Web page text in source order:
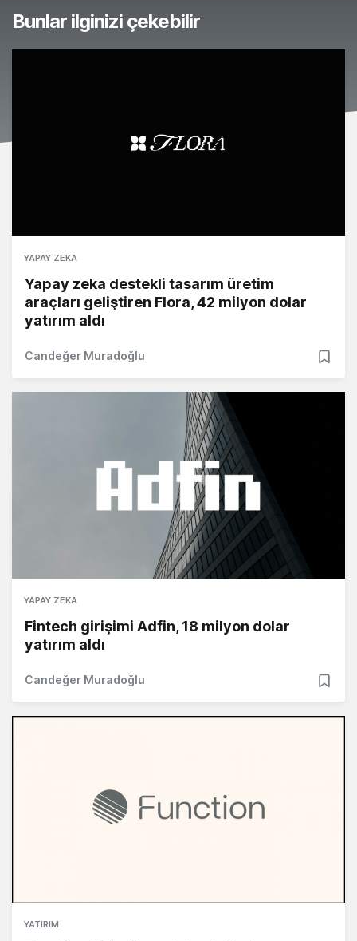
Bunlar ilginizi çekebilir
YAPAY ZEKA
Yapay zeka destekli tasarım üretim
araçları geliştiren Flora, 42 milyon dolar
yatırım aldı
Candeğer Muradoğlu
YAPAY ZEKA
Fintech girişimi Adfin, 18 milyon dolar
yatırım aldı
Candeğer Muradoğlu
YATIRIM